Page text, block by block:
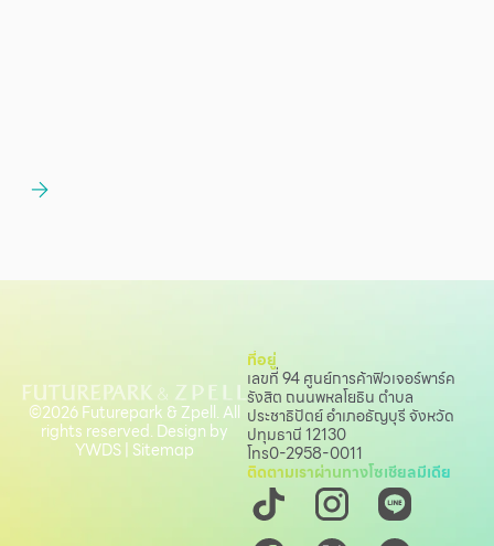
ที่อยู่
เลขที่ 94 ศูนย์การค้าฟิวเจอร์พาร์ค
รังสิต ถนนพหลโยธิน ตำบล
ประชาธิปัตย์ อำเภอธัญบุรี จังหวัด
ปทุมธานี 12130
โทร0-2958-0011
ติดตามเราผ่านทางโซเชียลมีเดีย
©2026 Futurepark & Zpell. All
rights reserved. Design by
YWDS| Sitemap